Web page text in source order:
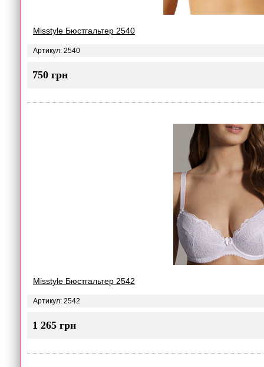
Misstyle Бюстгальтер 2540
Артикул: 2540
750 грн
Misstyle Бюстгальтер 2542
Артикул: 2542
1 265 грн